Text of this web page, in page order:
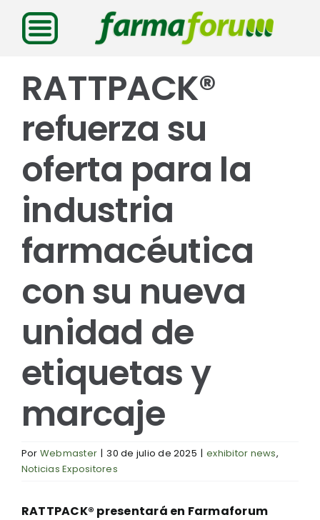
Saltar
contenido
RATTPACK®
refuerza su
oferta para la
industria
farmacéutica
con su nueva
unidad de
etiquetas y
marcaje
Por Webmaster | 30 de julio de 2025 | exhibitor news,
Noticias Expositores
RATTPACK® presentará en Farmaforum